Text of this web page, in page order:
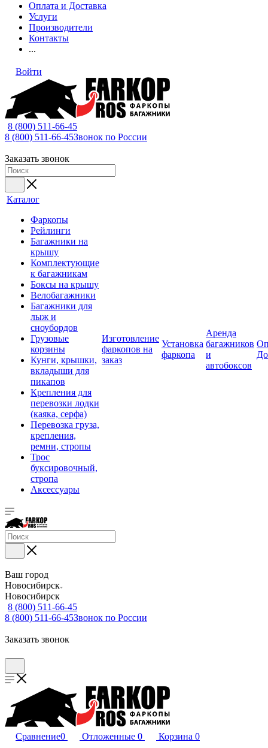
Оплата и Доставка
Услуги
Производители
Контакты
...
Войти
8 (800) 511-66-45
8 (800) 511-66-45Звонок по России
Заказать звонок
Каталог
Фаркопы
Рейлинги
Багажники на
крышу
Комплектующие
к багажникам
Боксы на крышу
Велобагажники
Багажники для
лыж и
сноубордов
Грузовые
корзины
Кунги, крышки,
вкладыши для
пикапов
Крепления для
перевозки лодки
(каяка, серфа)
Перевозка груза,
крепления,
ремни, стропы
Трос
буксировочный,
стропа
Аксессуары
Изготовление
фаркопов на
заказ
Установка
фаркопа
Аренда
багажников
и
автобоксов
Ваш город
Новосибирск
Новосибирск
8 (800) 511-66-45
8 (800) 511-66-45Звонок по России
Заказать звонок
Сравнение0 Отложенные 0 Корзина 0